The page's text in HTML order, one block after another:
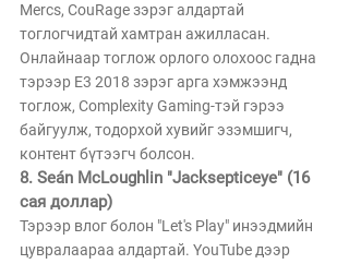
Mercs, CouRage зэрэг алдартай
тоглогчидтай хамтран ажилласан.
Онлайнаар тоглож орлого олохоос гадна
тэрээр E3 2018 зэрэг арга хэмжээнд
тоглож, Complexity Gaming-тэй гэрээ
байгуулж, тодорхой хувийг эзэмшигч,
контент бүтээгч болсон.
8. Seán McLoughlin "Jacksepticeye" (16
сая доллар)
Тэрээр влог болон "Let's Play" инээдмийн
цувралаараа алдартай. YouTube дээр